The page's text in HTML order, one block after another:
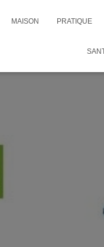
MAISON PRATIQUE